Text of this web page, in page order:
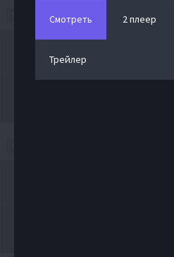
Смотреть 2 плеер
Трейлер